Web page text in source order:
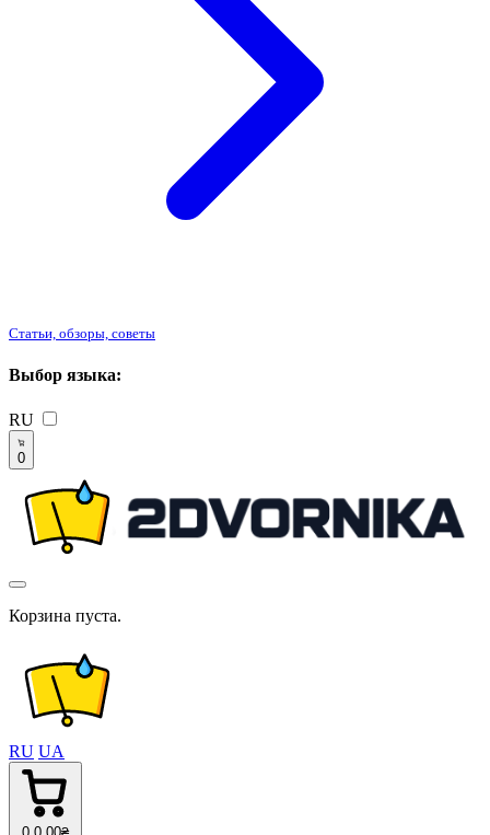
Статьи, обзоры, советы
Выбор языка:
RU
0
Корзина пуста.
RU UA